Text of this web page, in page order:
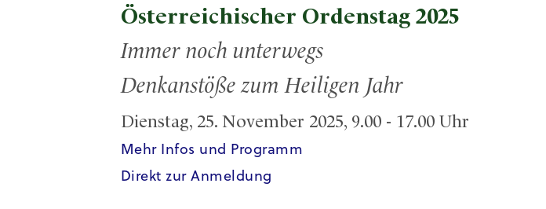
Österreichischer Ordenstag 2025
Immer noch unterwegs
Denkanstöße zum Heiligen Jahr
Dienstag, 25. November 2025, 9.00 - 17.00 Uhr
Mehr Infos und Programm
Direkt zur Anmeldung